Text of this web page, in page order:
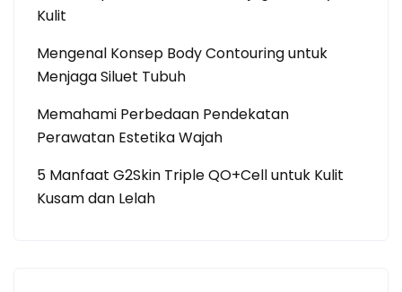
Kulit
Mengenal Konsep Body Contouring untuk
Menjaga Siluet Tubuh
Memahami Perbedaan Pendekatan
Perawatan Estetika Wajah
5 Manfaat G2Skin Triple QO+Cell untuk Kulit
Kusam dan Lelah